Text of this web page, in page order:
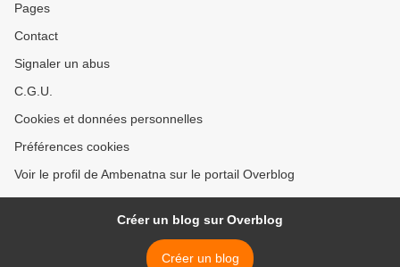
Pages
Contact
Signaler un abus
C.G.U.
Cookies et données personnelles
Préférences cookies
Voir le profil de Ambenatna sur le portail Overblog
Créer un blog sur Overblog
Créer un blog